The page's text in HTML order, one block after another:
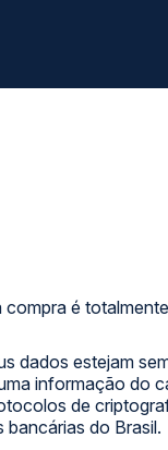
compra é
dados estejam
informação do
de
bancárias do Brasil.